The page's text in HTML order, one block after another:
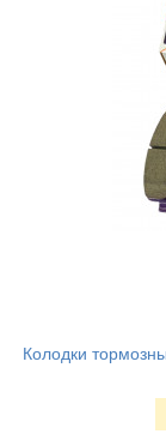
Колодки